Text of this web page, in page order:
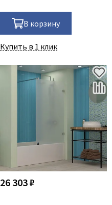
В корзину
Купить в 1 клик
26 303 ₽